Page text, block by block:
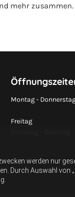
werden nur
Durch Auswahl
mehr zusammen.
Montag -
Freitag